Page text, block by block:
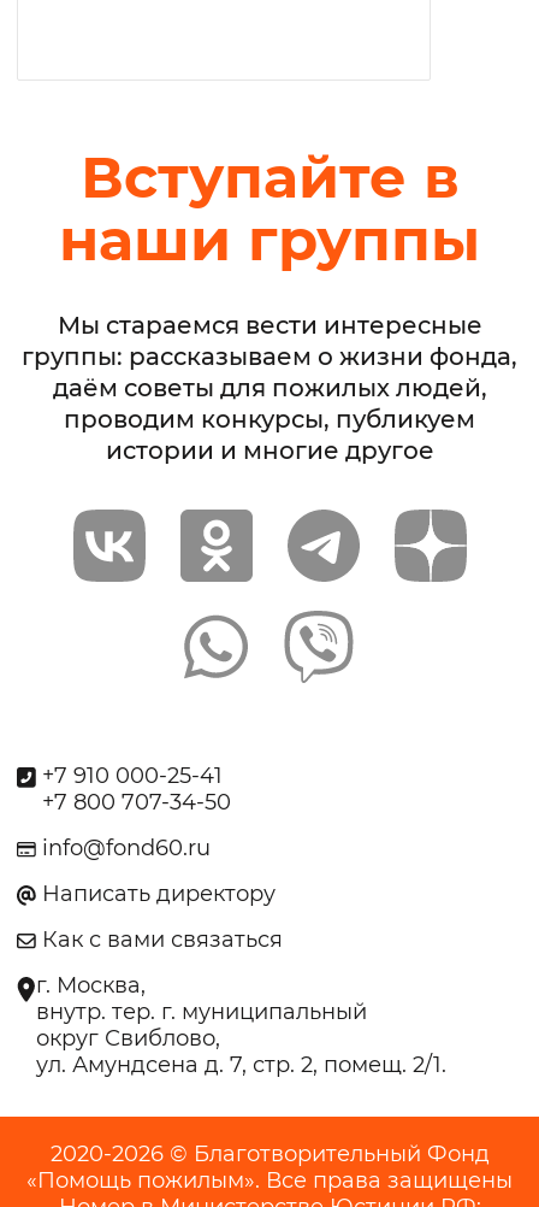
Вступайте в
наши группы
Мы стараемся вести интересные
группы: рассказываем о жизни фонда,
даём советы для пожилых людей,
проводим конкурсы, публикуем
истории и многие другое
+7 910 000-25-41
+7 800 707-34-50
info@fond60.ru
Написать директору
Как с вами связаться
г. Москва,
внутр. тер. г. муниципальный
округ Свиблово,
ул. Амундсена д. 7, стр. 2, помещ. 2/1.
2020-2026 © Благотворительный Фонд
«Помощь пожилым». Все права защищены